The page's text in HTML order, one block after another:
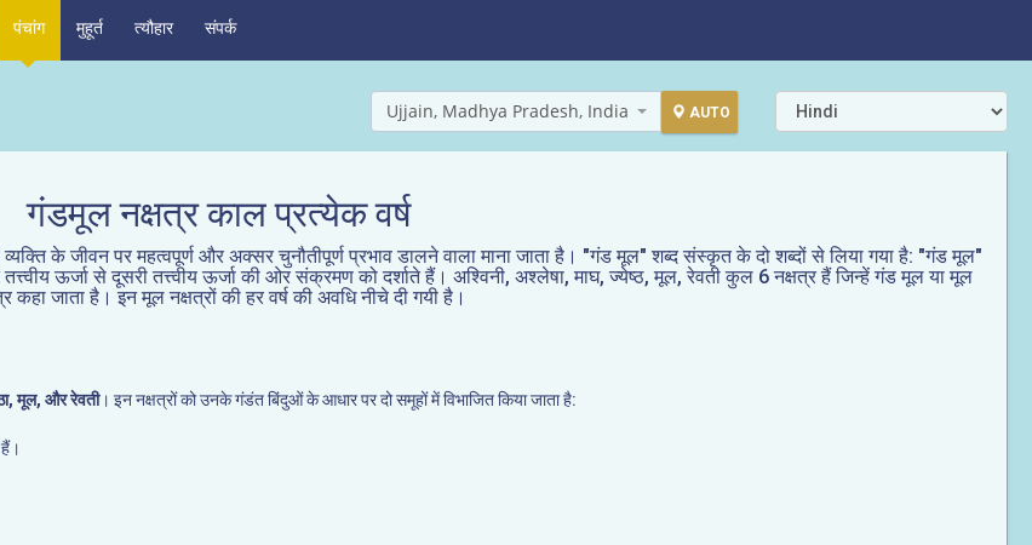
पंचांग मुहूर्त त्यौहार संपर्क
Ujjain, Madhya Pradesh, India AUTO
गंडमूल नक्षत्र काल प्रत्येक वर्ष
के जीवन पर महत्वपूर्ण और अक्सर चुनौतीपूर्ण प्रभाव डालने वाला माना जाता है। "गंड मूल" शब्द संस्कृत के दो शब्दों से लिया गया है: "गंड मूल"
ऊर्जा से दूसरी तत्त्वीय ऊर्जा की ओर संक्रमण को दर्शाते हैं। अश्विनी, अश्लेषा, माघ, ज्येष्ठ, मूल, रेवती कुल 6 नक्षत्र हैं जिन्हें गंड मूल या मूल
कहा जाता है। इन मूल नक्षत्रों की हर वर्ष की अवधि नीचे दी गयी है।
मूल, और रेवती। इन नक्षत्रों को उनके गंडंत बिंदुओं के आधार पर दो समूहों में विभाजित किया जाता है: